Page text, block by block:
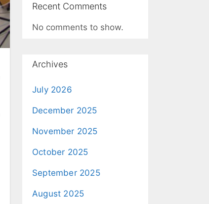
Recent Comments
No comments to show.
Archives
July 2026
December 2025
November 2025
October 2025
September 2025
August 2025